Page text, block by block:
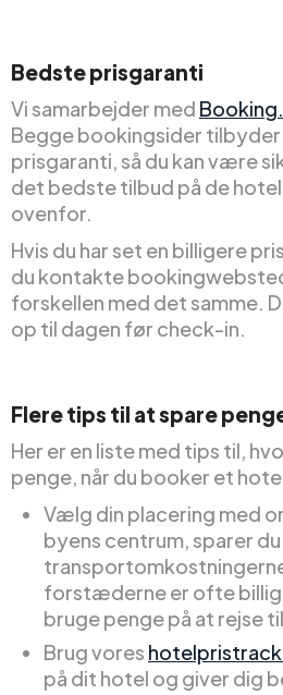
Bedste prisgaranti
Vi samarbejder med
Begge bookingsider tilbyder
prisgaranti, så du kan være
det bedste tilbud på de
ovenfor.
Hvis du har set en billigere
du kontakte
forskellen med det samme.
op til dagen før check-in.
Flere tips til at spare
Her er en liste med tips til,
penge, når du booker et
Vælg din placering med
byens centrum, sparer du
forstæderne er ofte
bruge penge på at rejse
Brug vores
på dit hotel og giver dig